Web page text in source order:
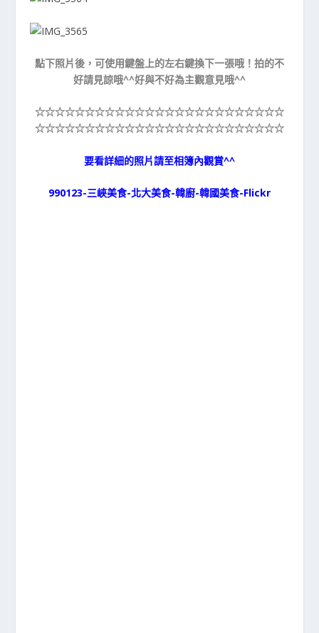
點下照片後，可使用鍵盤上的左右鍵換下一張哦！拍的不
好請見諒哦^^好與不好為主觀意見哦^^
☆☆☆☆☆☆☆☆☆☆☆☆☆☆☆☆☆☆☆☆☆☆☆☆☆
☆☆☆☆☆☆☆☆☆☆☆☆☆☆☆☆☆☆☆☆☆☆☆☆☆
要看詳細的照片請至相簿內觀賞^^
990123-三峽美食-北大美食-韓廚-韓國美食-Flickr